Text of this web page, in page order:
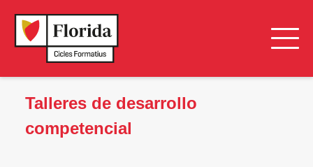
Talleres de desarrollo
competencial